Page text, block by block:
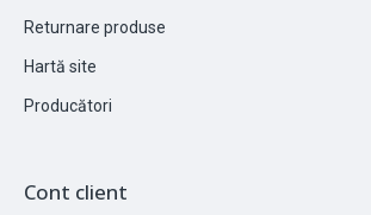
Returnare produse
Hartă site
Producători
Cont client